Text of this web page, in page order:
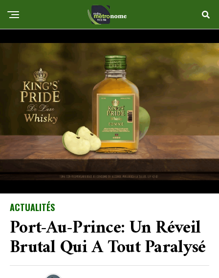
ACTUALITÉS
Port-Au-Prince: Un Réveil
Brutal Qui A Tout Paralysé